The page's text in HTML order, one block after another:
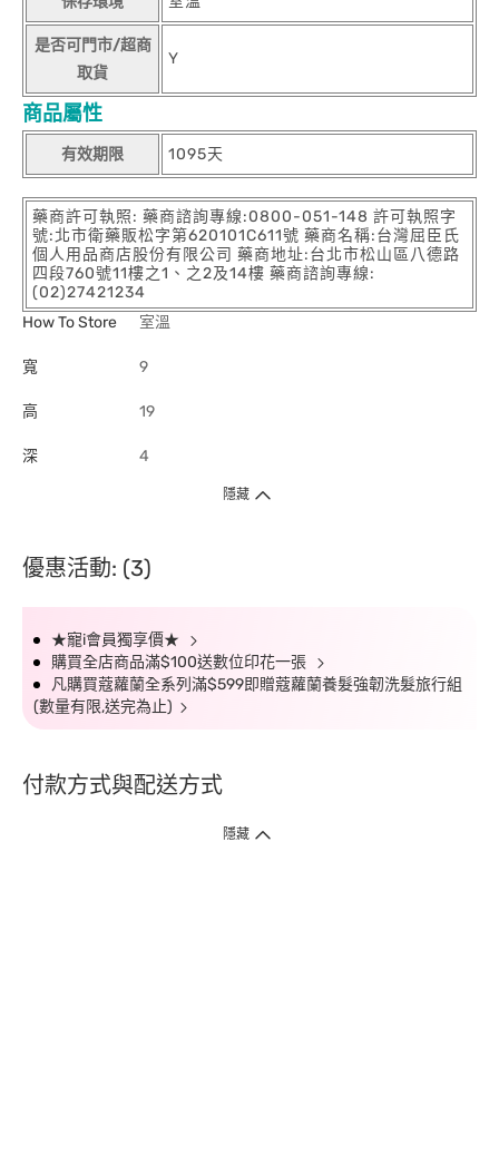
是否可門市/超商
取貨
Y
商品屬性
有效期限 1095天
藥商許可執照: 藥商諮詢專線:0800-051-148 許可執照字
號:北市衛藥販松字第620101C611號 藥商名稱:台灣屈臣氏
個人用品商店股份有限公司 藥商地址:台北市松山區八德路
四段760號11樓之1、之2及14樓 藥商諮詢專線:
(02)27421234
How To Store
室溫
寬 9
高 19
深 4
隱藏
優惠活動: (3)
★寵i會員獨享價★
購買全店商品滿$100送數位印花一張
凡購買蔻蘿蘭全系列滿$599即贈蔻蘿蘭養髮強韌洗髮旅行組
(數量有限,送完為止)
付款方式與配送方式
隱藏